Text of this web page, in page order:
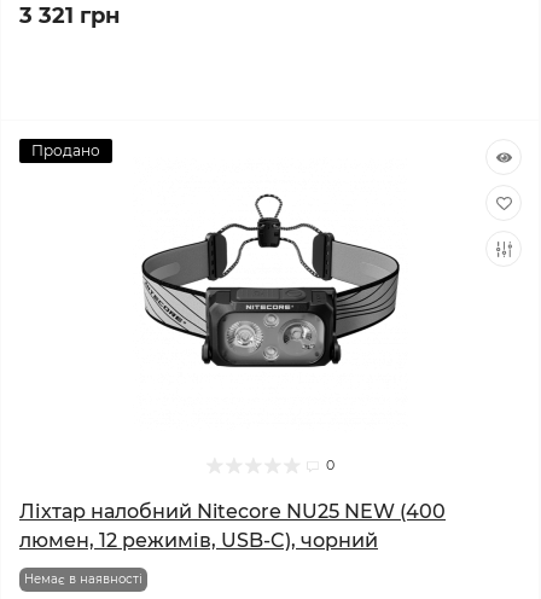
3 321 грн
Продано
0
Ліхтар налобний Nitecore NU25 NEW (400
люмен, 12 режимів, USB-C), чорний
Немає в наявності